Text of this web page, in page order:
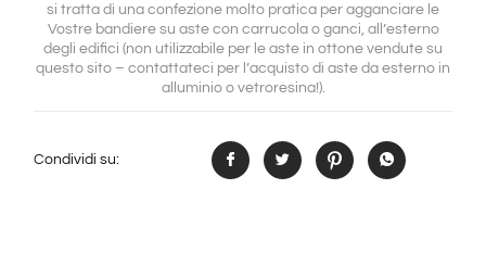
si tratta di una confezione molto pratica per agganciare le
Vostre bandiere su aste con carrucola o ganci, all’esterno
degli edifici (non utilizzabile per le aste in ottone vendute su
questo sito – contattateci per l’acquisto di aste da esterno in
alluminio o vetroresina!).
Condividi su: